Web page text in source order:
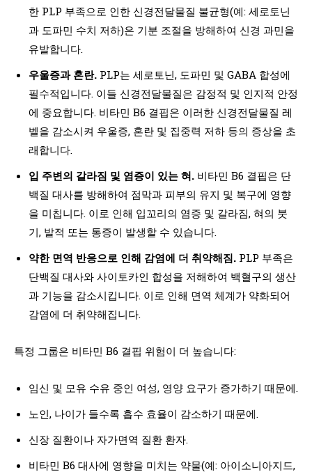
한 PLP 부족으로 인한 신경전달물질 불균형(예: 세로토닌
과 도파민 수치 저하)은 기분 조절을 방해하여 신경 과민을
유발합니다.
우울증과 혼란. PLP는 세로토닌, 도파민 및 GABA 합성에
필수적입니다. 이들 신경전달물질은 감정적 및 인지적 안정
에 중요합니다. 비타민 B6 결핍은 이러한 신경전달물질 레
벨을 감소시켜 우울증, 혼란 및 집중력 저하 등의 증상을 초
래합니다.
입 주변의 갈라짐 및 염증이 있는 혀. 비타민 B6 결핍은 단
백질 대사를 방해하여 점막과 피부의 유지 및 복구에 영향
을 미칩니다. 이로 인해 입꼬리의 염증 및 갈라짐, 혀의 붓
기, 발적 또는 통증이 발생할 수 있습니다.
약한 면역 반응으로 인해 감염에 더 취약해짐. PLP 부족은
단백질 대사와 사이토카인 합성을 저해하여 백혈구의 생산
과 기능을 감소시킵니다. 이로 인해 면역 체계가 약화되어
감염에 더 취약해집니다.
특정 그룹은 비타민 B6 결핍 위험이 더 높습니다:
임신 및 모유 수유 중인 여성, 영양 요구가 증가하기 때문에.
노인, 나이가 들수록 흡수 효율이 감소하기 때문에.
신장 질환이나 자가면역 질환 환자.
비타민 B6 대사에 영향을 미치는 약물(예: 아이소니아지드,